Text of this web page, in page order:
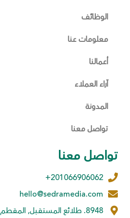
الوظائف
معلومات عنا
أعمالنا
آراء العملاء
المدونة
تواصل معنا
تواصل معنا
201066906062+
hello@sedramedia.com
8948. طلائع المستقبل, المقطم, القاهرة.